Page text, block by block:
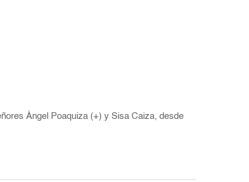
Ángel Poaquiza (+) y Sisa Caiza, desde